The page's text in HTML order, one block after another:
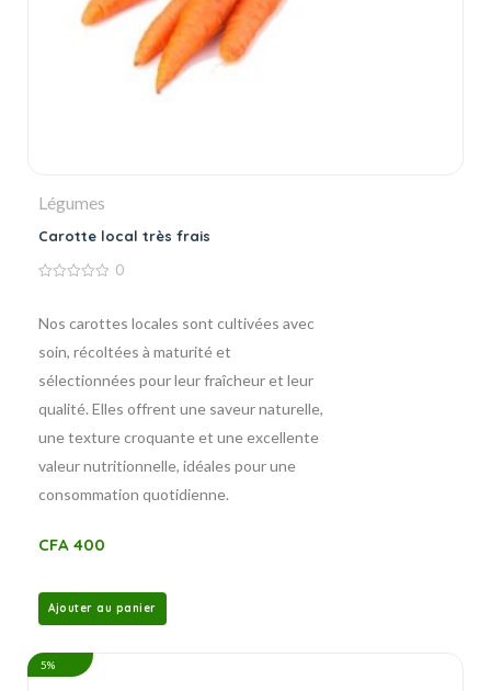
Légumes
Carotte local très frais
5
0
Nos carottes locales sont cultivées avec
soin, récoltées à maturité et
sélectionnées pour leur fraîcheur et leur
qualité. Elles offrent une saveur naturelle,
une texture croquante et une excellente
valeur nutritionnelle, idéales pour une
consommation quotidienne.
CFA 400
Ajouter au panier
5%